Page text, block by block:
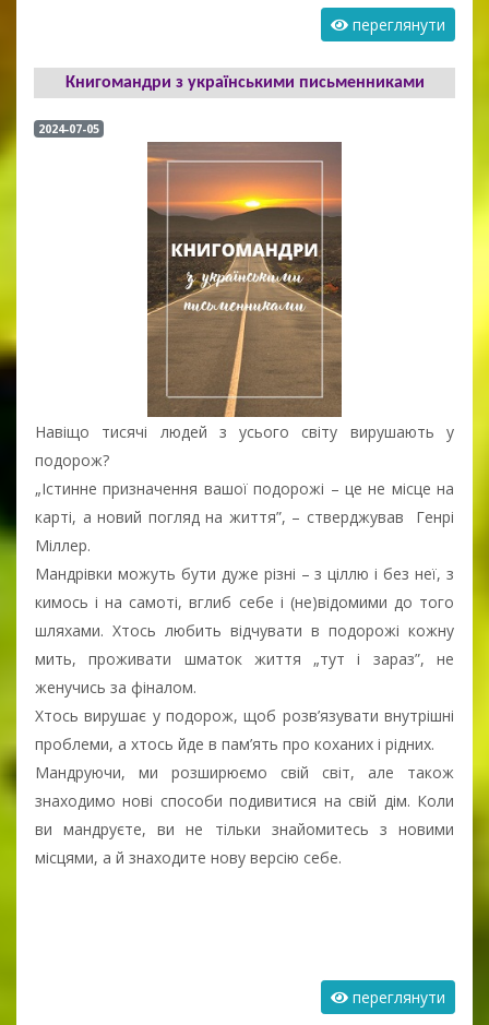
переглянути
Книгомандри з українськими письменниками
2024-07-05
Навіщо тисячі людей з усього світу вирушають у
подорож?
„Істинне призначення вашої подорожі – це не місце на
карті, а новий погляд на життя”, – стверджував Генрі
Міллер.
Мандрівки можуть бути дуже різні – з ціллю і без неї, з
кимось і на самоті, вглиб себе і (не)відомими до того
шляхами. Хтось любить відчувати в подорожі кожну
мить, проживати шматок життя „тут і зараз”, не
женучись за фіналом.
Хтось вирушає у подорож, щоб розв’язувати внутрішні
проблеми, а хтось йде в пам’ять про коханих і рідних.
Мандруючи, ми розширюємо свій світ, але також
знаходимо нові способи подивитися на свій дім. Коли
ви мандруєте, ви не тільки знайомитесь з новими
місцями, а й знаходите нову версію себе.
переглянути